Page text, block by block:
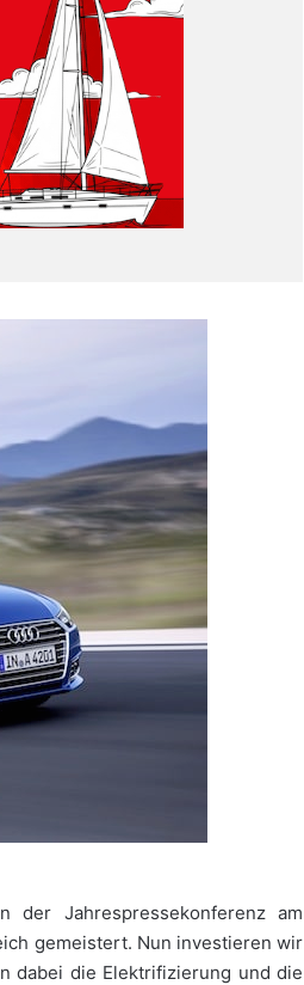
der Jahrespressekonferenz am
gemeistert. Nun investieren wir
dabei die Elektrifizierung und die